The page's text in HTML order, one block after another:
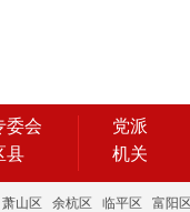
委会
县
党派
机关
萧山区 余杭区 临平区 富阳